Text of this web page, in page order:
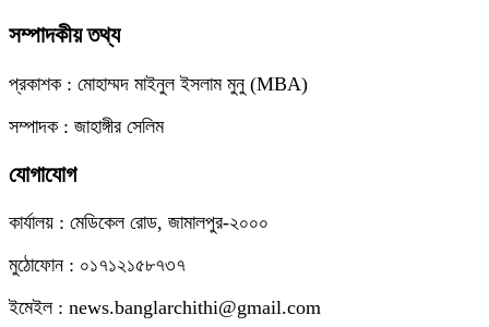
সম্পাদকীয় তথ্য
প্রকাশক : মোহাম্মদ মাইনুল ইসলাম মুনু (MBA)
সম্পাদক : জাহাঙ্গীর সেলিম
যোগাযোগ
কার্যালয় : মেডিকেল রোড, জামালপুর-২০০০
মুঠোফোন : ০১৭১২১৫৮৭৩৭
ইমেইল : news.banglarchithi@gmail.com